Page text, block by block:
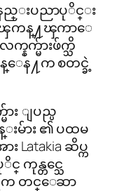
နည္းပညာပုိင္း
ၾကန္႔ၾကာေ
က္မ်ားဖ်က္သိ
ေန႔က စတင္ခဲ့
း ျပည္ပ
မ်ား ၏ ပထမ
Latakia ဆိပ္က
ကုန္တင္သေ
တင္ေဆာ